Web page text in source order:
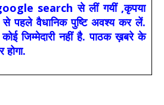
search से लीं गयीं ,कृपया
पहले वैधानिक पुष्टि अवश्य कर लें.
जिम्मेदारी नहीं है. पाठक ख़बरे के
होगा.